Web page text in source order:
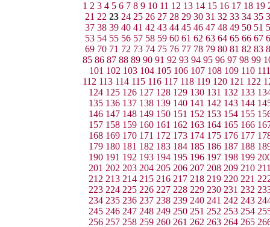
1 2 3 4 5 6 7 8 9 10 11 12 13 14 15 16 17 18 19
21 22 23 24 25 26 27 28 29 30 31 32 33 34 35
37 38 39 40 41 42 43 44 45 46 47 48 49 50 51
53 54 55 56 57 58 59 60 61 62 63 64 65 66 67
69 70 71 72 73 74 75 76 77 78 79 80 81 82 83
85 86 87 88 89 90 91 92 93 94 95 96 97 98 99
101 102 103 104 105 106 107 108 109 110 111
112 113 114 115 116 117 118 119 120 121 122
124 125 126 127 128 129 130 131 132 133
135 136 137 138 139 140 141 142 143 144
146 147 148 149 150 151 152 153 154 155
157 158 159 160 161 162 163 164 165 166
168 169 170 171 172 173 174 175 176 177
179 180 181 182 183 184 185 186 187 188
190 191 192 193 194 195 196 197 198 199
201 202 203 204 205 206 207 208 209 210
212 213 214 215 216 217 218 219 220 221
223 224 225 226 227 228 229 230 231 232
234 235 236 237 238 239 240 241 242 243
245 246 247 248 249 250 251 252 253 254
256 257 258 259 260 261 262 263 264 265